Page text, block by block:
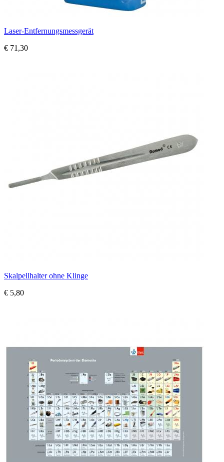
Laser-Entfernungsmessgerät
€ 71,30
Skalpellhalter ohne Klinge
€ 5,80